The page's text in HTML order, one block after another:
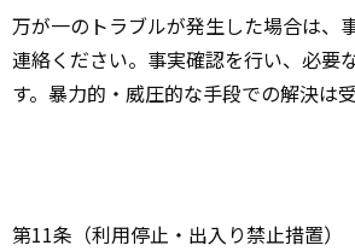
万が一のトラブルが発生した場合は、
連絡ください。事実確認を行い、必要
す。暴力的・威圧的な手段での解決は
第11条（利用停止・出入り禁止措置）